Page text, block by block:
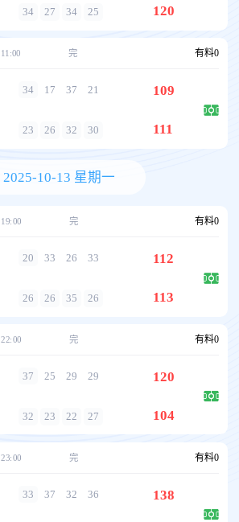
34 27 34 25 120
11:00 完 有料0
34 17 37 21
23 26 32 30
109
111
2025-10-13 星期一
19:00 完 有料0
20 33 26 33
26 26 35 26
112
113
22:00 完 有料0
37 25 29 29
32 23 22 27
120
104
23:00 完 有料0
33 37 32 36 138